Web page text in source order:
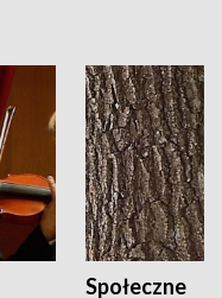
Społeczne